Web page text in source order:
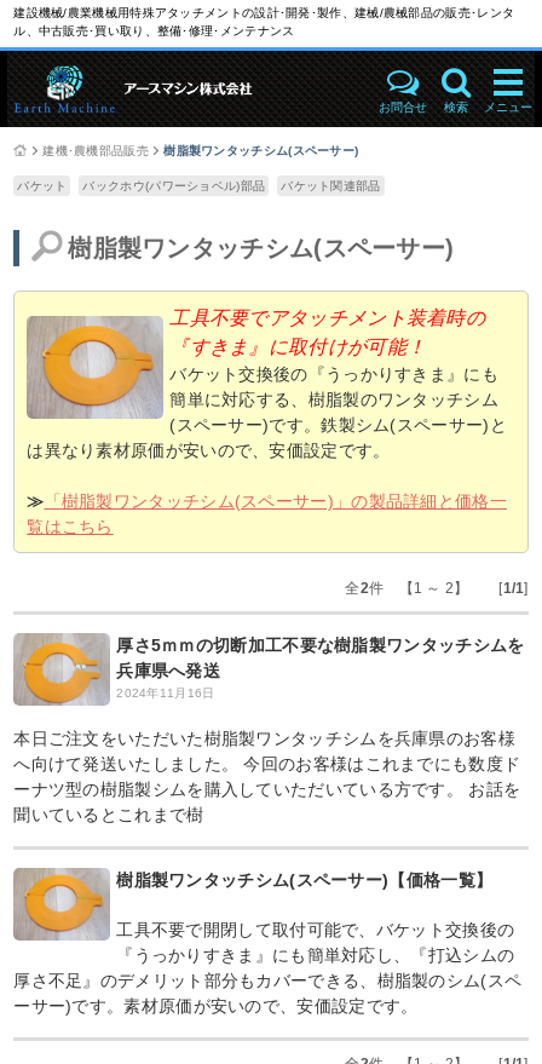
建設機械/農業機械用特殊アタッチメントの設計･開発･製作、建械/農械部品の販売･レンタ
ル、中古販売･買い取り、整備･修理･メンテナンス
お問合せ 検索 メニュー
建機･農機部品販売 樹脂製ワンタッチシム(スペーサー)
バケット バックホウ(パワーショベル)部品 バケット関連部品
樹脂製ワンタッチシム(スペーサー)
工具不要でアタッチメント装着時の
『すきま』に取付けが可能！
バケット交換後の『うっかりすきま』にも
簡単に対応する、樹脂製のワンタッチシム
(スペーサー)です。鉄製シム(スペーサー)と
は異なり素材原価が安いので、安価設定です。
≫ 「樹脂製ワンタッチシム(スペーサー)」の製品詳細と価格一
覧はこちら
全2件 【1 ～ 2】 [1/1]
厚さ5ｍｍの切断加工不要な樹脂製ワンタッチシムを
兵庫県へ発送
2024年11月16日
本日ご注文をいただいた樹脂製ワンタッチシムを兵庫県のお客様
へ向けて発送いたしました。 今回のお客様はこれまでにも数度ド
ーナツ型の樹脂製シムを購入していただいている方です。 お話を
聞いているとこれまで樹
樹脂製ワンタッチシム(スペーサー)【価格一覧】
工具不要で開閉して取付可能で、バケット交換後の
『うっかりすきま』にも簡単対応し、『打込シムの
厚さ不足』のデメリット部分もカバーできる、樹脂製のシム(スペ
ーサー)です。素材原価が安いので、安価設定です。